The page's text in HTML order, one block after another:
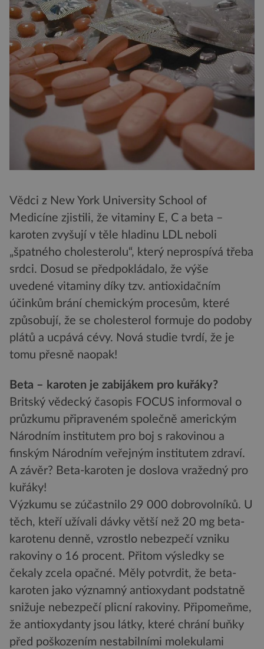
Vědci z New York University School of
Medicíne zjistili, že vitaminy E, C a beta –
karoten zvyšují v těle hladinu LDL neboli
„špatného cholesterolu“, který neprospívá třeba
srdci. Dosud se předpokládalo, že výše
uvedené vitaminy díky tzv. antioxidačním
účinkům brání chemickým procesům, které
způsobují, že se cholesterol formuje do podoby
plátů a ucpává cévy. Nová studie tvrdí, že je
tomu přesně naopak!
Beta – karoten je zabijákem pro kuřáky?
Britský vědecký časopis FOCUS informoval o
průzkumu připraveném společně americkým
Národním institutem pro boj s rakovinou a
finským Národním veřejným institutem zdraví.
A závěr? Beta-karoten je doslova vražedný pro
kuřáky!
Výzkumu se zúčastnilo 29 000 dobrovolníků. U
těch, kteří užívali dávky větší než 20 mg beta-
karotenu denně, vzrostlo nebezpečí vzniku
rakoviny o 16 procent. Přitom výsledky se
čekaly zcela opačné. Měly potvrdit, že beta-
karoten jako významný antioxydant podstatně
snižuje nebezpečí plicní rakoviny. Připomeňme,
že antioxydanty jsou látky, které chrání buňky
před poškozením nestabilními molekulami